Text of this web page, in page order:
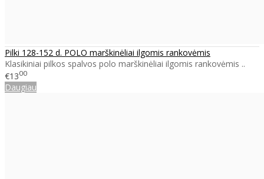
Pilki 128-152 d. POLO marškinėliai ilgomis rankovėmis
Klasikiniai pilkos spalvos polo marškinėliai ilgomis rankovėmis ..
€1300
Daugiau